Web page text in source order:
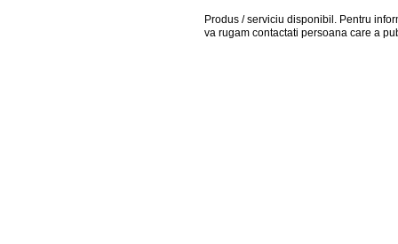
Produs / serviciu disponibil . Pentru
va rugam contactati persoana care a